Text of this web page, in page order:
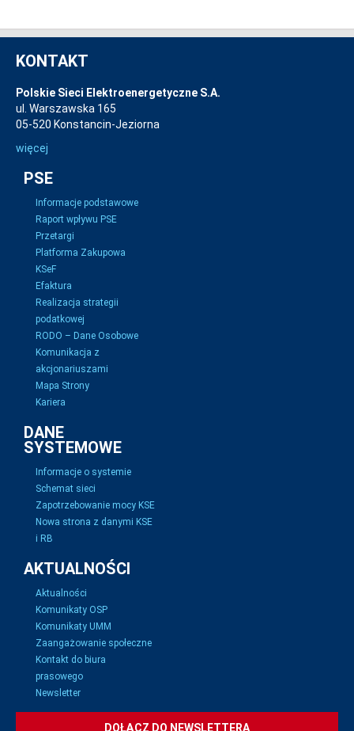
KONTAKT
Polskie Sieci Elektroenergetyczne S.A.
ul. Warszawska 165
05-520 Konstancin-Jeziorna
więcej
PSE
Informacje podstawowe
Raport wpływu PSE
Przetargi
Platforma Zakupowa
KSeF
Efaktura
Realizacja strategii
podatkowej
RODO – Dane Osobowe
Komunikacja z
akcjonariuszami
Mapa Strony
Kariera
DANE
SYSTEMOWE
Informacje o systemie
Schemat sieci
Zapotrzebowanie mocy KSE
Nowa strona z danymi KSE
i RB
AKTUALNOŚCI
Aktualności
Komunikaty OSP
Komunikaty UMM
Zaangażowanie społeczne
Kontakt do biura
prasowego
Newsletter
DOŁĄCZ DO NEWSLETTERA